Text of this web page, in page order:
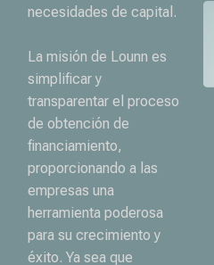
necesidades de capital.
La misión de Lounn es
simplificar y
transparentar el proceso
de obtención de
financiamiento,
proporcionando a las
empresas una
herramienta poderosa
para su crecimiento y
éxito. Ya sea que